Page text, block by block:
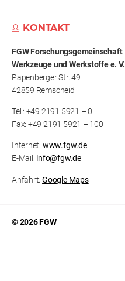
KONTAKT
FGW Forschungs­gemeinschaft
Werkzeuge und Werkstoffe e. V.
Papenberger Str. 49
42859 Remscheid
Tel.: +49 2191 5921 – 0
Fax: +49 2191 5921 – 100
Internet: www.fgw.de
E-Mail: info@fgw.de
Anfahrt:Google Maps
© 2026 FGW